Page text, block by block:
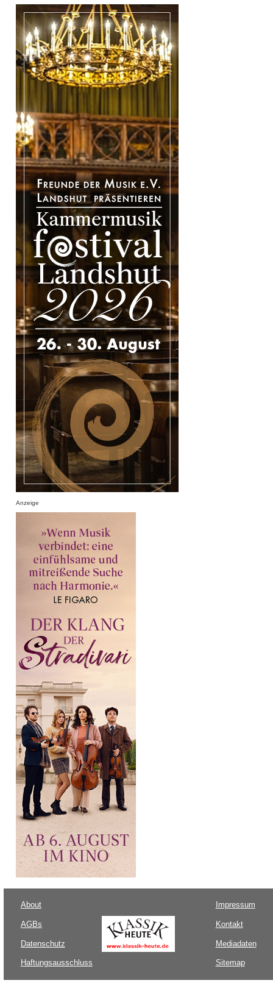
Anzeige
About
AGBs
Datenschutz
Haftungsausschluss
Impressum
Kontakt
Mediadaten
Sitemap